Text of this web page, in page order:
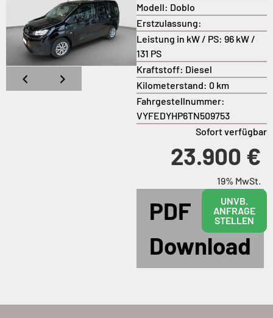
Modell: Doblo
Erstzulassung:
Leistung in kW / PS: 96 kW /
131 PS
Kraftstoff: Diesel
Kilometerstand: 0 km
Fahrgestellnummer:
VYFEDYHP6TN509753
Sofort verfügbar
23.900 €
19% MwSt.
PDF
Download
UNVB.
ANFRAGE
STELLEN